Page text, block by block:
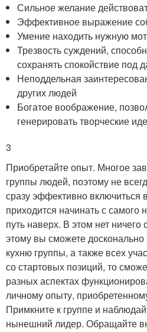
Сильное желание
Эффективное выражение
Умение находить нужную
Трезвость суждений,
сохранять спокойствие под
Неподдельная
других людей
Богатое воображение,
генерировать творческие
3
Приобретайте опыт. Многое
группы людей, поэтому не
сразу эффективно включиться
приходится начинать с самого
путь наверх. В этом нет
этому вы сможете
кухню группы, а также всех
со стартовых позиций, то
разных аспектах
личному опыту,
Примкните к группе и
нынешний лидер. Обращайте